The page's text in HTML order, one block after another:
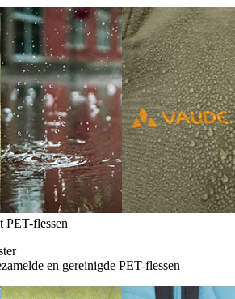
PET-flessen
en gereinigde PET-flessen